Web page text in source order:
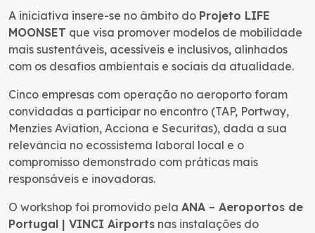
A iniciativa insere-se no âmbito do Projeto LIFE
MOONSET que visa promover modelos de mobilidade
mais sustentáveis, acessíveis e inclusivos, alinhados
com os desafios ambientais e sociais da atualidade.
Cinco empresas com operação no aeroporto foram
convidadas a participar no encontro (TAP, Portway,
Menzies Aviation, Acciona e Securitas), dada a sua
relevância no ecossistema laboral local e o
compromisso demonstrado com práticas mais
responsáveis e inovadoras.
O workshop foi promovido pela ANA – Aeroportos de
Portugal | VINCI Airports nas instalações do